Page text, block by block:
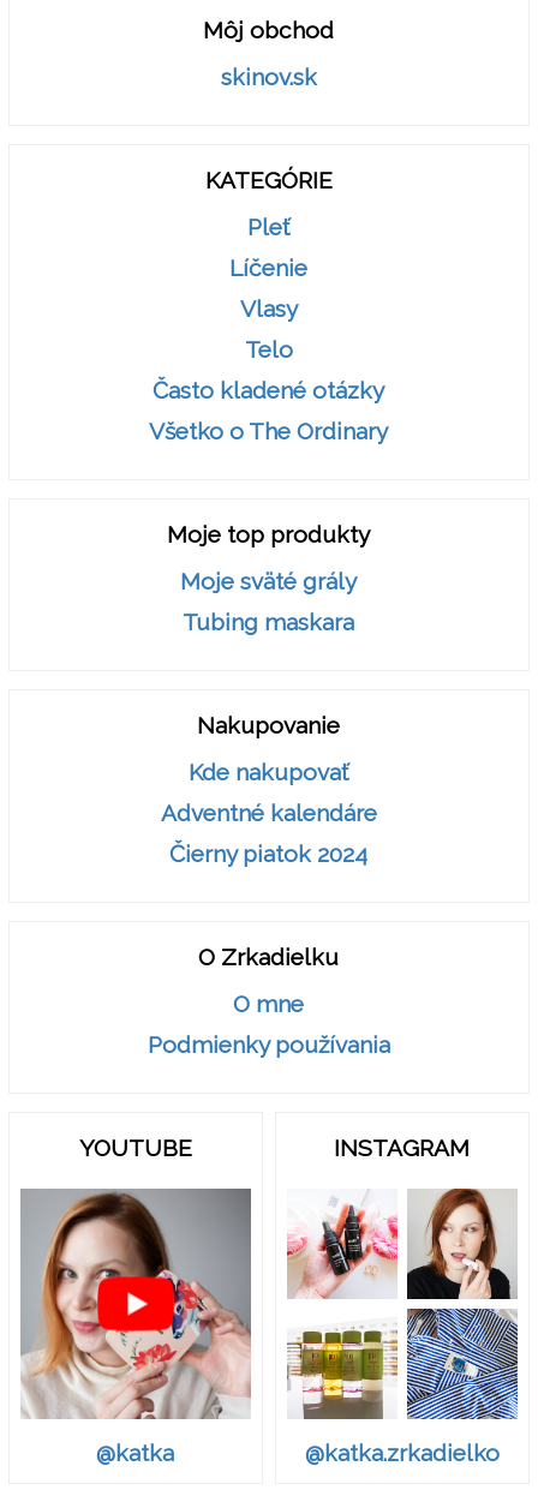
Môj obchod
skinov.sk
KATEGÓRIE
Pleť
Líčenie
Vlasy
Telo
Často kladené otázky
Všetko o The Ordinary
Moje top produkty
Moje sväté grály
Tubing maskara
Nakupovanie
Kde nakupovať
Adventné kalendáre
Čierny piatok 2024
O Zrkadielku
O mne
Podmienky používania
YOUTUBE
@katka
INSTAGRAM
@katka.zrkadielko